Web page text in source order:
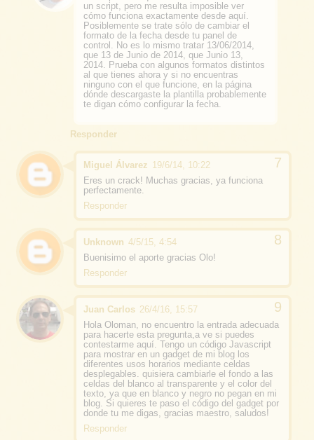
un script, pero me resulta imposible ver
cómo funciona exactamente desde aquí.
Posiblemente se trate sólo de cambiar el
formato de la fecha desde tu panel de
control. No es lo mismo tratar 13/06/2014,
que 13 de Junio de 2014, que Junio 13,
2014. Prueba con algunos formatos distintos
al que tienes ahora y si no encuentras
ninguno con el que funcione, en la página
dónde descargaste la plantilla probablemente
te digan cómo configurar la fecha.
Responder
Miguel Álvarez 19/6/14, 10:22
Eres un crack! Muchas gracias, ya funciona
perfectamente.
Responder
Unknown 4/5/15, 4:54
Buenisimo el aporte gracias Olo!
Responder
Juan Carlos 26/4/16, 15:57
Hola Oloman, no encuentro la entrada adecuada
para hacerte esta pregunta,a ve si puedes
contestarme aquí. Tengo un código Javascript
para mostrar en un gadget de mi blog los
diferentes usos horarios mediante celdas
desplegables. quisiera cambiarle el fondo a las
celdas del blanco al transparente y el color del
texto, ya que en blanco y negro no pegan en mi
blog. Si quieres te paso el código del gadget por
donde tu me digas, gracias maestro, saludos!
Responder